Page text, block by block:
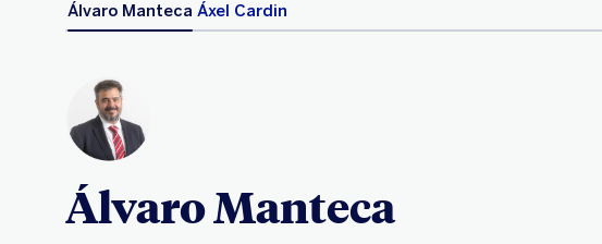
Álvaro Manteca Áxel Cardin
Álvaro Manteca